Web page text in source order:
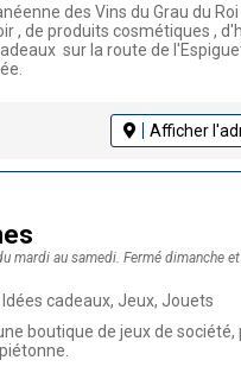
des Vins du Grau du
, de produits cosmétiques ,
sur la route de
Afficher
mardi au samedi. Fermé dimanche
cadeaux, Jeux, Jouets
boutique de jeux de